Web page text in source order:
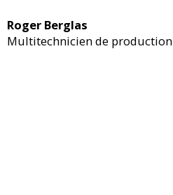
Roger Berglas
Multitechnicien de production